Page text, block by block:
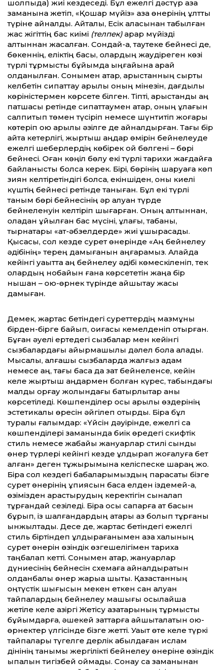
шолпыда) жиі кездеседі. Бұл ежелгі дәстүр қазақ
заманына жетіп, «Қошқар мүйіз» қазақ өнерінің ұлттық
түріне айналды. Айталық, Есік қаласынан табылған
жас жігіттің бас киімі (телпек)арқар мүйізді
алтыннан жасалған. Сондай-ақ, таутеке бейнесі де,
бөкеннің, еліктің басы, олардың жаудіреген көзі
түрлі тұрмыстық бұйымда ыңғайына қарай
қолданылған. Сонымен қатар, арыстанның сыртқы
келбетін сипаттау арқылы оның мінезін, дағдылы
көріністермен көрсете білген. Тіпті, арыстанды аң
патшасы ретінде сипаттаумен қатар, оның құлағын
салпитып төмен түсіріп немесе шүнтитіп жоғары
көтеріп қою арқылы әзілге де айналдырған. Тағы бір
айта кетерлігі, жыртқыш аңдар өмірін бейнелеуде
ежелгі шеберлердің көбірек ой бөлгені – бөрі
бейнесі. Оған көңіл бөлу екі түрлі тарихи жағдайға
байланысты болса керек. Бірі, бөрінің шаруаға көп
зиян келтіретіндігі болса, екіншіден, оны киелі
күштің бейнесі ретінде таныған. Бұл екі түрлі
таным бөрі бейнесінің әр алуан түрде
бейнеленуін келтіріп шығарған. Оның алтыннан,
қоладан құйылған бас мүсіні, құлағы, табаны,
тырнақтары «ат-әбзелдерде» жиі ұшырасады.
Қысқасы, сол кезде сурет өнерінде «Аң бейнелеу
әдібінің» терең дамығанын аңғарамыз. Алайда
кейінгі уақытта аң бейнелеу әдібі көмескіленіп, тек
олардың нобайын ғана көрсететін жаңа бір
нышан – ою-өрнек түрінде айшықтау жақсы
дамыған.
Демек, жартас бетіндегі суреттердің мазмұны
бірден-бірге байып, оқиғасы кемелденіп отырған.
Бұған әуелі ертедегі сызбалар мен кейінгі
сызбалардағы айырмашылық дәлел бола алады.
Мысалы, алғашқы сызбаларда жалғыз адам
немесе аң, тағы басқа да зат бейнеленсе, кейін
келе жыртқыш аңдармен болған күрес, табындағы
малды қорғау жолындағы батырлықтар анық
көрсетіледі. Көшпенділер осы арқылы өздерінің
эстетикалық өресін әйгілеп отырды. Бірақ бұл
туралы ғалымдар: «Үйсін дәуірінде, ежелгі сақ
көшпенділері заманында биік өредегі скифтік
стиль немесе жабайы жануарлар стилі сынды
өнер түрлері кейінгі кезде құлдырап жоғалуға бет
алған» деген тұжырымына келіспеске шараң жоқ.
Бірақ сол кездегі бабаларымыздың парасаты бізге
сурет өнерінің құпиясын басқа елден іздемей-ақ,
өзімізден қарастырудың керектігін сыналап
тұрғандай сезіледі. Бірақ осы сапарға ат басын
бұрып, із шалғандардың қатары аз болып тұрғаны
қынжылтады. Десе де, жартас бетіндегі ежелгі
стиль біртіндеп құлдырағанымен қазақ халқының
сурет өнерін өзіндік өзгешелігімен тарихқа
таңбалап кетті. Сонымен қатар, жануарлар
дүниесінің бейнесін схемаға айналдыратын
қолданбалы өнер жарыққа шықты. Қазақстанның
оңтүстік шығысын мекен еткен сан алуан
тайпалардың бейнелеу машығы осылайша
жетіле келе қазіргі Жетісу қазақтарының тұрмыстық
бұйымдарға, әшекей заттарға айшықталатын ою-
өрнектер үлгісінде бізге жетті. Уақыт өте келе түркі
тайпалары түгелге дерлік қабылдаған ислам
дінінің танымы жергілікті бейнелеу өнеріне өзіндік
ықпалын тигізбей қоймады. Сонау сақ заманынан